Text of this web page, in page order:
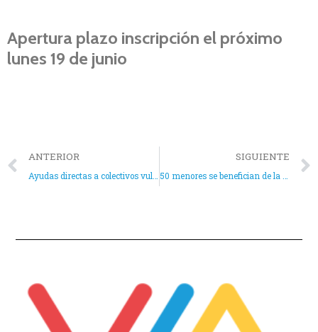
Apertura plazo inscripción el próximo
lunes 19 de junio
ANTERIOR SIGUIENTE